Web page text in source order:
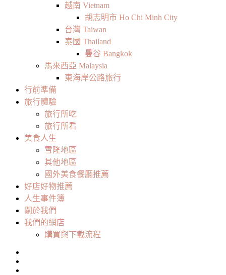
越南 Vietnam
胡志明市 Ho Chi Minh City
台灣 Taiwan
泰國 Thailand
曼谷 Bangkok
馬來西亞 Malaysia
東海岸公路旅行
行前準備
旅行體驗
旅行所吃
旅行所看
美食人生
雪隆地區
其他地區
國外美食餐廳推薦
好店好物推薦
人生事件簿
關於我們
我們的網店
購買與下載流程